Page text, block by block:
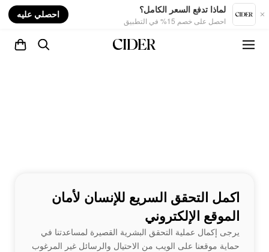
لماذا تدفع السعر الكامل؟
احصل على خصم 15% في التطبيق
احصلي عليه
اكمل التحقق السريع للإنسان لأمان
الموقع الإلكتروني
يرجى إكمال عملية التحقق البشرية القصيرة لمساعدتنا في
حماية موقعنا على الويب من الاحتيال والرسائل غير المرغوب